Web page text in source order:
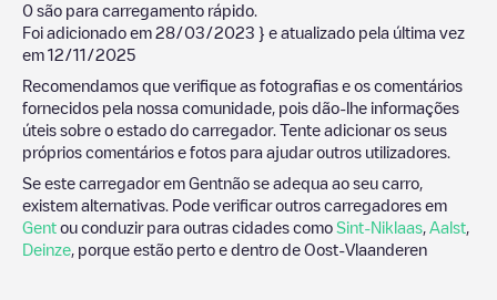
0 são para carregamento rápido.
Foi adicionado em 28/03/2023 } e atualizado pela última vez
em 12/11/2025
Recomendamos que verifique as fotografias e os comentários
fornecidos pela nossa comunidade, pois dão-lhe informações
úteis sobre o estado do carregador. Tente adicionar os seus
próprios comentários e fotos para ajudar outros utilizadores.
Se este carregador em Gentnão se adequa ao seu carro,
existem alternativas. Pode verificar outros carregadores em
Gent ou conduzir para outras cidades como Sint-Niklaas Aalst
Deinze , porque estão perto e dentro de Oost-Vlaanderen